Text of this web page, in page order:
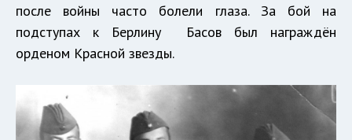
после войны часто болели глаза. За бой на
подступах к Берлину Басов был награждён
орденом Красной звезды.